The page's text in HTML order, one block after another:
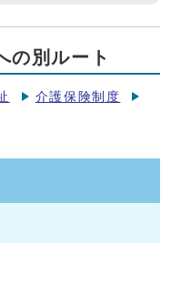
の別ルート
介護保険制度